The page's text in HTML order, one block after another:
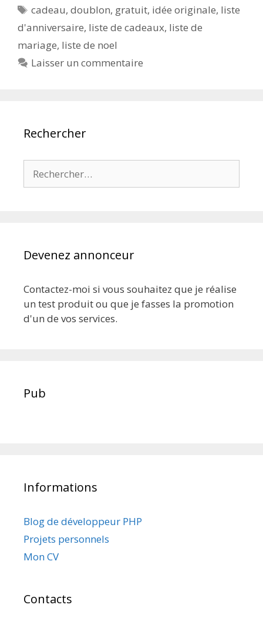
Étiquettes
cadeau,doublon, gratuit, idée originale, liste
d'anniversaire, liste de cadeaux, liste de
mariage, liste de noel
Laisser un commentaire
Rechercher
Devenez annonceur
Contactez-moi si vous souhaitez que je réalise
un test produit ou que je fasses la promotion
d'un de vos services.
Pub
Informations
Blog de développeur PHP
Projets personnels
Mon CV
Contacts